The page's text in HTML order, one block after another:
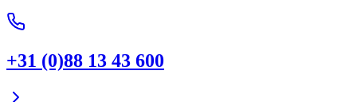
+31 (0)88 13 43 600